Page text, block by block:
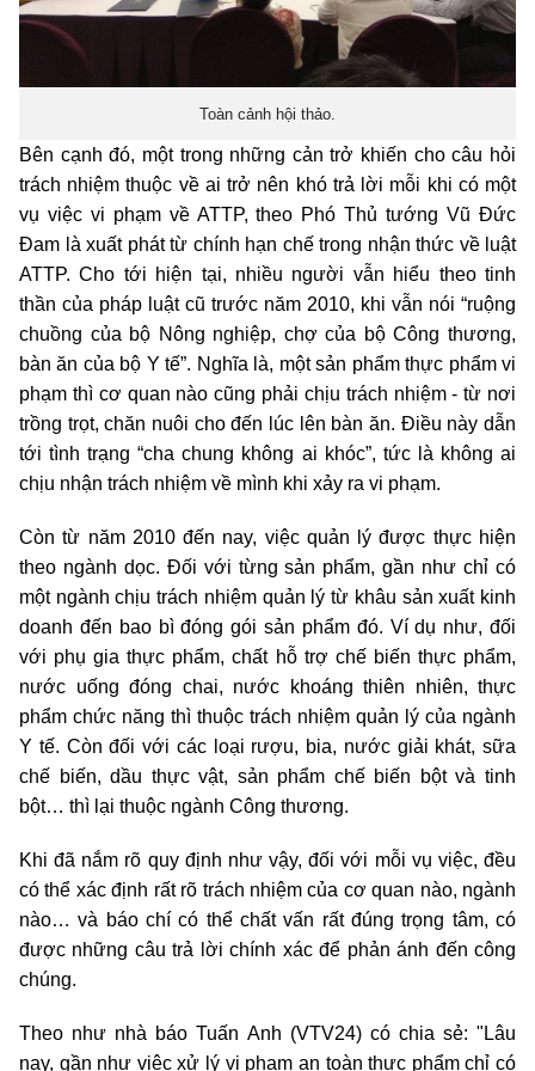
Toàn cảnh hội thảo.
Bên cạnh đó, một trong những cản trở khiến cho câu hỏi
trách nhiệm thuộc về ai trở nên khó trả lời mỗi khi có một
vụ việc vi phạm về ATTP, theo Phó Thủ tướng Vũ Đức
Đam là xuất phát từ chính hạn chế trong nhận thức về luật
ATTP. Cho tới hiện tại, nhiều người vẫn hiểu theo tinh
thần của pháp luật cũ trước năm 2010, khi vẫn nói “ruộng
chuồng của bộ Nông nghiệp, chợ của bộ Công thương,
bàn ăn của bộ Y tế”. Nghĩa là, một sản phẩm thực phẩm vi
phạm thì cơ quan nào cũng phải chịu trách nhiệm - từ nơi
trồng trọt, chăn nuôi cho đến lúc lên bàn ăn. Điều này dẫn
tới tình trạng “cha chung không ai khóc”, tức là không ai
chịu nhận trách nhiệm về mình khi xảy ra vi phạm.
Còn từ năm 2010 đến nay, việc quản lý được thực hiện
theo ngành dọc. Đối với từng sản phẩm, gần như chỉ có
một ngành chịu trách nhiệm quản lý từ khâu sản xuất kinh
doanh đến bao bì đóng gói sản phẩm đó. Ví dụ như, đối
với phụ gia thực phẩm, chất hỗ trợ chế biến thực phẩm,
nước uống đóng chai, nước khoáng thiên nhiên, thực
phẩm chức năng thì thuộc trách nhiệm quản lý của ngành
Y tế. Còn đối với các loại rượu, bia, nước giải khát, sữa
chế biến, dầu thực vật, sản phẩm chế biến bột và tinh
bột… thì lại thuộc ngành Công thương.
Khi đã nắm rõ quy định như vậy, đối với mỗi vụ việc, đều
có thể xác định rất rõ trách nhiệm của cơ quan nào, ngành
nào… và báo chí có thể chất vấn rất đúng trọng tâm, có
được những câu trả lời chính xác để phản ánh đến công
chúng.
Theo như nhà báo Tuấn Anh (VTV24) có chia sẻ: "Lâu
nay, gần như việc xử lý vi phạm an toàn thực phẩm chỉ có